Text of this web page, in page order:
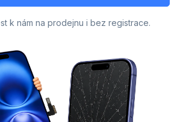
k nám na prodejnu i bez registrace.